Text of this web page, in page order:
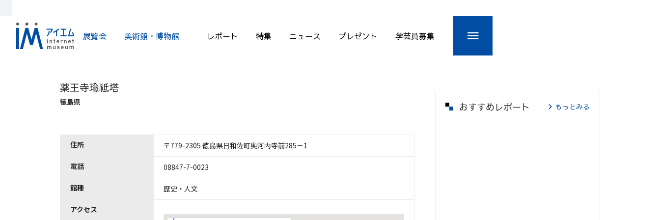
展覧会 美術館・博物館 レポート 特集 ニュース プレゼント 学芸員募集
薬王寺瑜祗塔
徳島県
住所 〒779-2305 徳島県日和佐町奥河内寺前285－1
電話 08847-7-0023
館種 歴史・人文
アクセス
おすすめレポート もっとみる